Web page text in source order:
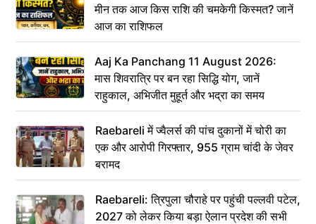
मीन तक आज किस राशि की चमकेगी किस्मत? जानें
आज का राशिफल
Aaj Ka Panchang 11 August 2026:
मास शिवरात्रि पर बन रहा सिद्धि योग, जानें
राहुकाल, अभिजीत मुहूर्त और भद्रा का समय
Raebareli में ज्वैलर्स की पांच दुकानों में चोरी का
एक और आरोपी गिरफ्तार, 955 ग्राम चांदी के जेवर
बरामद
Raebareli: त्रिपुला चौराहे पर पहुंची पल्लवी पटेल,
2027 को लेकर किया बड़ा ऐलान प्रदेश की सभी